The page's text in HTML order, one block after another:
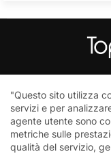
aggiornato senza
considerarsi un
"Questo sito utilizza
servizi e per
agente utente sono
metriche sulle
qualità del servizio,